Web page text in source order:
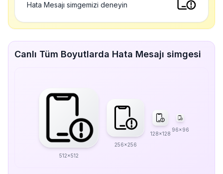
Hata Mesajı simgemizi deneyin
Canlı Tüm Boyutlarda Hata Mesajı simgesi
512x512
256x256
128x128
96x96